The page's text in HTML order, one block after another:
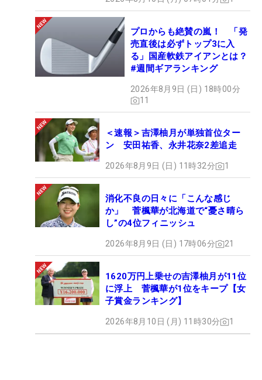
プロからも絶賛の嵐！ 「発
売直後は必ずトップ3に入
る」国産軟鉄アイアンとは？
#週間ギアランキング
2026年8月9日 (日) 18時00分
11
＜速報＞吉澤柚月が単独首位ター
ン 安田祐香、永井花奈2差追走
2026年8月9日 (日) 11時32分 1
消化不良の日々に「こんな感じ
か」 菅楓華が北海道で“憂さ晴ら
し”の4位フィニッシュ
2026年8月9日 (日) 17時06分 21
1620万円上乗せの吉澤柚月が11位
に浮上 菅楓華が1位をキープ【女
子賞金ランキング】
2026年8月10日 (月) 11時30分 1